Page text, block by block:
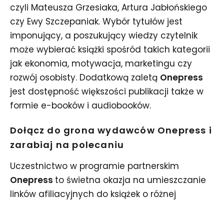
czyli Mateusza Grzesiaka, Artura Jabłońskiego
czy Ewy Szczepaniak. Wybór tytułów jest
imponujący, a poszukujący wiedzy czytelnik
może wybierać książki spośród takich kategorii
jak ekonomia, motywacja, marketingu czy
rozwój osobisty. Dodatkową zaletą Onepress
jest dostępność większości publikacji także w
formie e-booków i audiobooków.
Dołącz do grona wydawców Onepress i
zarabiaj na polecaniu
Uczestnictwo w programie partnerskim
Onepress to świetna okazja na umieszczanie
linków afiliacyjnych do książek o różnej